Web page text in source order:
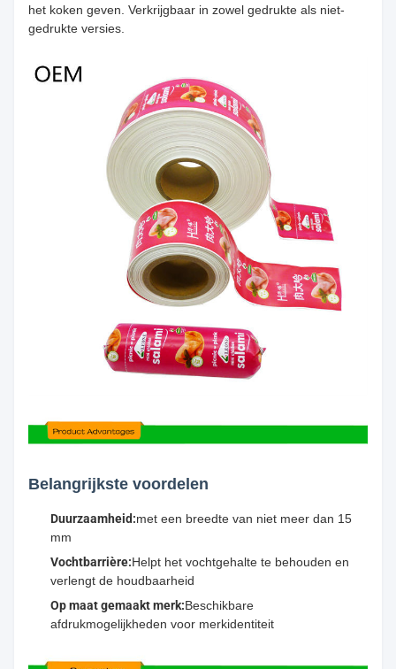
het koken geven. Verkrijgbaar in zowel gedrukte als niet-
gedrukte versies.
Belangrijkste voordelen
Duurzaamheid:met een breedte van niet meer dan 15
mm
Vochtbarrière:Helpt het vochtgehalte te behouden en
verlengt de houdbaarheid
Op maat gemaakt merk:Beschikbare
afdrukmogelijkheden voor merkidentiteit